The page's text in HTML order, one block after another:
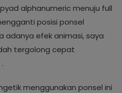
alphanumeric menuju full
posisi ponsel
adanya efek animasi, saya
tergolong cepat
menggunakan ponsel ini